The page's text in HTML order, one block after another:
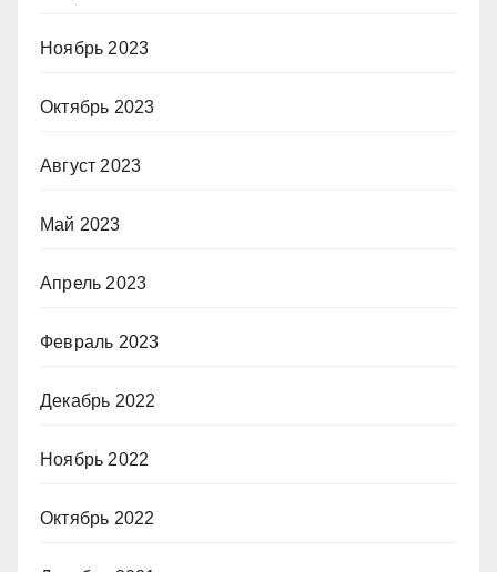
Ноябрь 2023
Октябрь 2023
Август 2023
Май 2023
Апрель 2023
Февраль 2023
Декабрь 2022
Ноябрь 2022
Октябрь 2022